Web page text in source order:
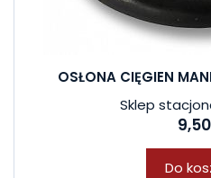
OSŁONA CIĘGIEN
Sklep
Do